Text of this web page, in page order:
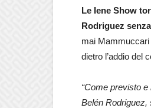
Le Iene Show
Rodriguez
mai
dietro l’addio del
“Come previsto
Belén Rodriguez,